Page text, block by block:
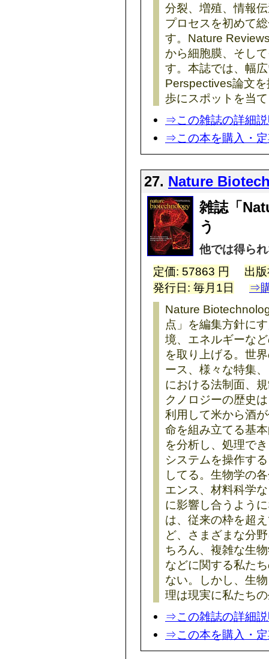
分裂、増殖、情報
プロセスを初めて
す。Nature
から細胞膜、そし
す。本誌では、幅
Perspectives論文
歩にスポットを当
⇒この雑誌の詳細
⇒この本を購入・
27. Nature
雑誌「
う
他では得ら
定価: 57863 円
出
発行日: 毎月1日
⇒
Nature
点」を編集方針に
境、エネルギーな
を取り上げる。世
ース、様々な特集
における法制面、
クノロジーの歴史
利用して米から酒
命を組み立てる基
を分析し、処理で
システムを操作す
してる。生物学の
エンス、材料科学
に影響し合うよう
は、従来の枠を超
ど、さまざまな分
ちろん、複雑な生
などに関する私た
ない。しかし、生
理は現実に私たち
⇒この雑誌の詳細
⇒この本を購入・